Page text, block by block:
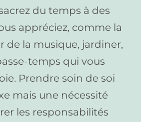
du temps à des
appréciez, comme la
de la musique, jardiner,
temps qui vous
Prendre soin de soi
mais une nécessité
les responsabilités